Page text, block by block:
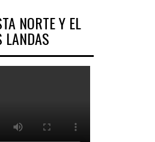
NORTE Y EL
LANDAS